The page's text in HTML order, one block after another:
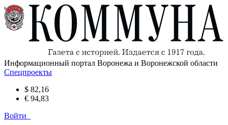
Информационный портал Воронежа и Воронежской области
Спецпроекты
$ 82,16
€ 94,83
Войти